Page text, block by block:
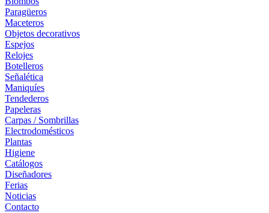
Paragüeros
Maceteros
Objetos decorativos
Espejos
Relojes
Botelleros
Señalética
Maniquíes
Tendederos
Papeleras
Carpas / Sombrillas
Electrodomésticos
Plantas
Higiene
Catálogos
Diseñadores
Ferias
Noticias
Contacto